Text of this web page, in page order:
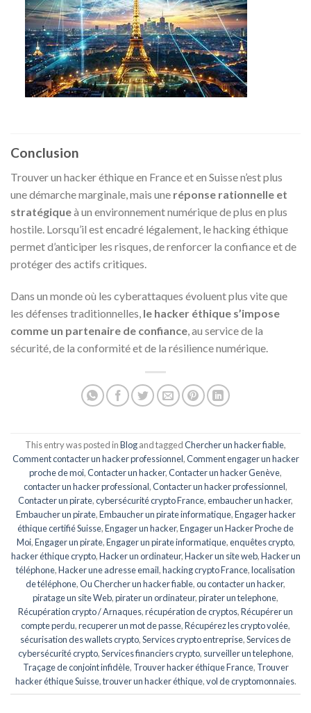
Conclusion
Trouver un hacker éthique en France et en Suisse n’est plus
une démarche marginale, mais une réponse rationnelle et
stratégiqueà un environnement numérique de plus en plus
hostile. Lorsqu’il est encadré légalement, le hacking éthique
permet d’anticiper les risques, de renforcer la confiance et de
protéger des actifs critiques.
Dans un monde où les cyberattaques évoluent plus vite que
les défenses traditionnelles, le hacker éthique s’impose
comme un partenaire de confiance , au service de la
sécurité, de la conformité et de la résilience numérique.
This entry was posted inBlogand taggedChercher un hacker fiable,
Comment contacter un hacker professionnel,Comment engager un hacker
proche de moi,Contacter un hacker,Contacter un hacker Genève,
contacter un hacker professional,Contacter un hacker professionnel,
Contacter un pirate,cybersécurité crypto France,embaucher un hacker,
Embaucher un pirate,Embaucher un pirate informatique,Engager hacker
éthique certifié Suisse,Engager un hacker,Engager un Hacker Proche de
Moi,Engager un pirate,Engager un pirate informatique,enquêtes crypto,
hacker éthique crypto,Hacker un ordinateur,Hacker un site web,Hacker un
téléphone,Hacker une adresse email,hacking crypto France,localisation
de téléphone,Ou Chercher un hacker fiable,ou contacter un hacker,
piratage un site Web,pirater un ordinateur,pirater un telephone,
Récupération crypto / Arnaques,récupération de cryptos,Récupérer un
compte perdu,recuperer un mot de passe,Récupérez les crypto volée,
sécurisation des wallets crypto,Services crypto entreprise,Services de
cybersécurité crypto,Services financiers crypto, surveiller un telephone,
Traçage de conjoint infidèle, Trouver hacker éthique France, Trouver
hacker éthique Suisse,trouver un hacker éthique,vol de cryptomonnaies.